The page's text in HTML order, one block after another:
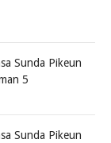
Sunda Pikeun
5
Sunda Pikeun